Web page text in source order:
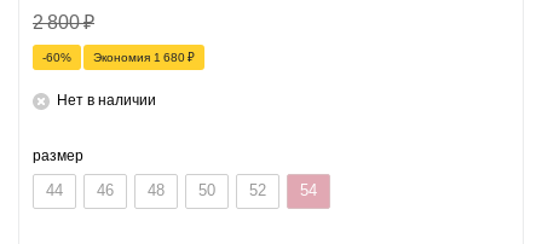
2 800₽
-60% Экономия 1 680₽
Нет в наличии
размер
44 46 48 50 52 54